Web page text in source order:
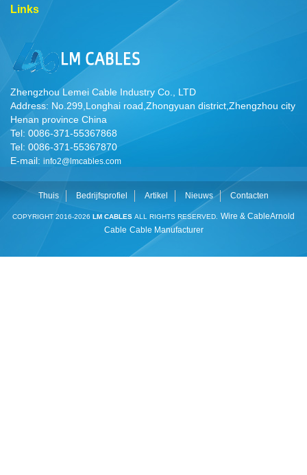
Links
Zhengzhou Lemei Cable Industry Co., LTD
Address: No.299,Longhai road,Zhongyuan district,Zhengzhou city
Henan province China
Tel: 0086-371-55367868
Tel: 0086-371-55367870
E-mail: info2@lmcables.com
Thuis Bedrijfsprofiel Artikel Nieuws Contacten
COPYRIGHT 2016-2026 LM CABLES ALL RIGHTS RESERVED. Wire & CableArnold
Cable Cable Manufacturer